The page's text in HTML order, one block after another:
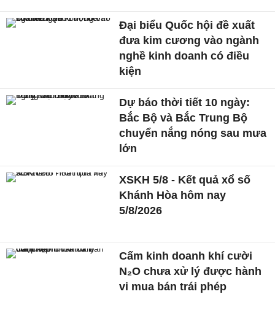
Đại biểu Quốc hội đề xuất
đưa kim cương vào ngành
nghề kinh doanh có điều
kiện
Dự báo thời tiết 10 ngày:
Bắc Bộ và Bắc Trung Bộ
chuyển nắng nóng sau mưa
lớn
XSKH 5/8 - Kết quả xổ số
Khánh Hòa hôm nay
5/8/2026
Cấm kinh doanh khí cười
N₂O chưa xử lý được hành
vi mua bán trái phép